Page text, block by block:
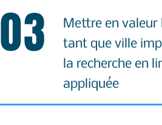
03
Mettre en valeur
tant que ville
la recherche en
appliquée